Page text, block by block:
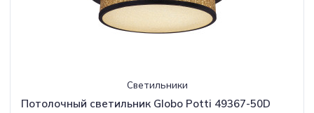
Светильники
Потолочный светильник Globo Potti 49367-50D